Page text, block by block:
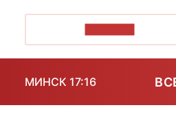
МИНСК 17:16